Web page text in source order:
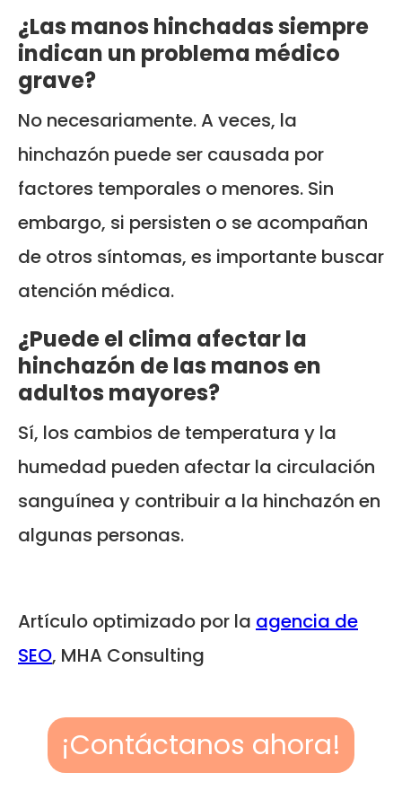
¿Las manos hinchadas siempre
indican un problema médico
grave?
No necesariamente. A veces, la
hinchazón puede ser causada por
factores temporales o menores. Sin
embargo, si persisten o se acompañan
de otros síntomas, es importante buscar
atención médica.
¿Puede el clima afectar la
hinchazón de las manos en
adultos mayores?
Sí, los cambios de temperatura y la
humedad pueden afectar la circulación
sanguínea y contribuir a la hinchazón en
algunas personas.
Artículo optimizado por la agencia de
SEO, MHA Consulting
¡Contáctanos ahora!